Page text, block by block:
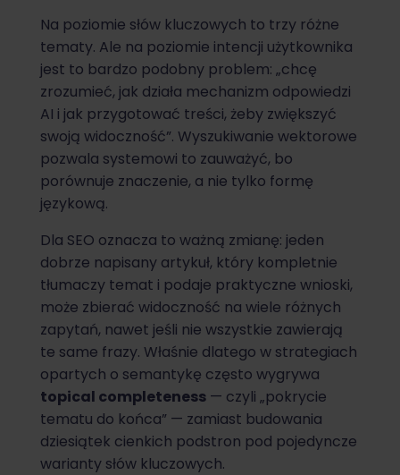
Na poziomie słów kluczowych to trzy różne
tematy. Ale na poziomie intencji użytkownika
jest to bardzo podobny problem: „chcę
zrozumieć, jak działa mechanizm odpowiedzi
AI i jak przygotować treści, żeby zwiększyć
swoją widoczność”. Wyszukiwanie wektorowe
pozwala systemowi to zauważyć, bo
porównuje znaczenie, a nie tylko formę
językową.
Dla SEO oznacza to ważną zmianę: jeden
dobrze napisany artykuł, który kompletnie
tłumaczy temat i podaje praktyczne wnioski,
może zbierać widoczność na wiele różnych
zapytań, nawet jeśli nie wszystkie zawierają
te same frazy. Właśnie dlatego w strategiach
opartych o semantykę często wygrywa
topical completeness — czyli „pokrycie
tematu do końca” — zamiast budowania
dziesiątek cienkich podstron pod pojedyncze
warianty słów kluczowych.